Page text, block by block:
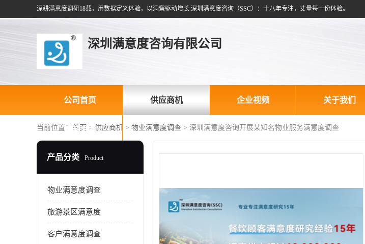
深耕满意度调研18载，用数据定义体验，以洞察驱动增长 深圳满意度咨询（SSC）：十八年专注，丈量每一份体验。
深圳满意度咨询有限公司
公司首页 供应商机 企业视频 关于我们
联系方式
当前位置： 首页 > 供应商机 > 物业满意度调查 > 深圳满意度咨询开展某知名物业服务满意度调查
产品分类 Product
物业满意度调查
旅游景区满意度
客户满意度调查